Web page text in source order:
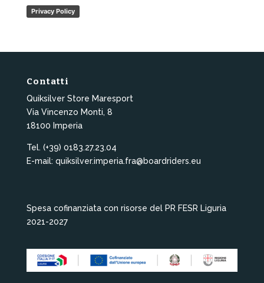
Privacy Policy
Contatti
Quiksilver Store Maresport
Via Vincenzo Monti, 8
18100 Imperia
Tel. (+39) 0183.27.23.04
E-mail: quiksilver.imperia.fra@boardriders.eu
Spesa cofinanziata con risorse del PR FESR Liguria
2021-2027